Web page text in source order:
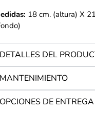
18 cm. (altura) X
DETALLES DEL
MANTENIMIENTO
OPCIONES DE ENTREGA